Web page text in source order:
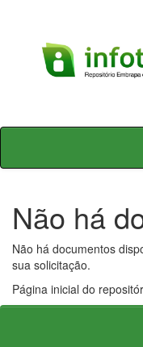
Skip
Não há
Não há documentos
sua solicitação.
Página inicial do